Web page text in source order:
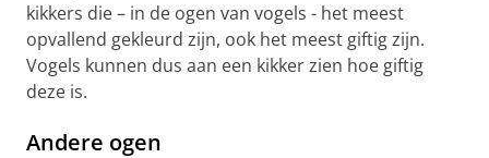
kikkers die – in de ogen van vogels - het meest
opvallend gekleurd zijn, ook het meest giftig zijn.
Vogels kunnen dus aan een kikker zien hoe giftig
deze is.
Andere ogen